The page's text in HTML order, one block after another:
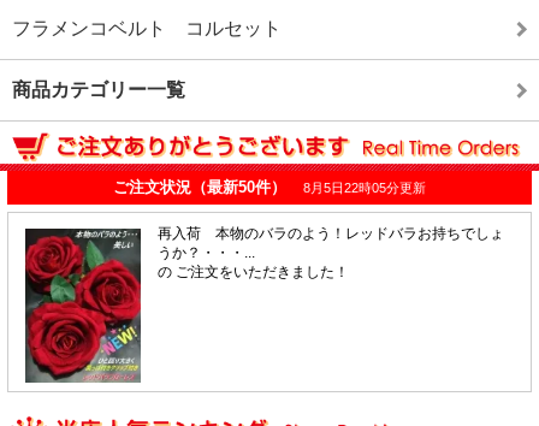
フラメンコベルト コルセット
商品カテゴリー一覧